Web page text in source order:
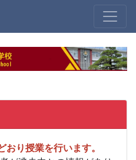
おり授業を行います。